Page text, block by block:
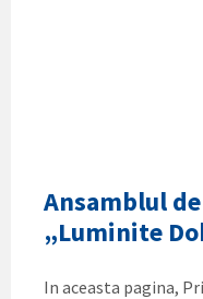
Ansamblul
„Luminite
In aceasta pagina,